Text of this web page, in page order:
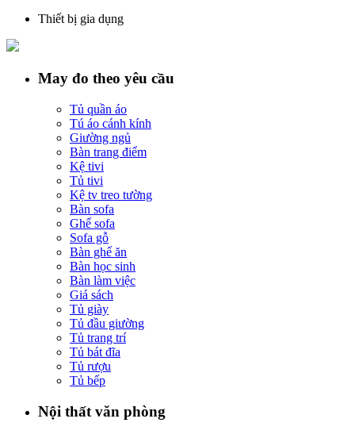
Thiết bị gia dụng
May đo theo yêu cầu
Tủ quần áo
Tú áo cánh kính
Giường ngủ
Bàn trang điểm
Kệ tivi
Tủ tivi
Kệ tv treo tường
Bàn sofa
Ghế sofa
Sofa gỗ
Bàn ghế ăn
Bàn học sinh
Bàn làm việc
Giá sách
Tủ giày
Tủ đầu giường
Tủ trang trí
Tủ bát đĩa
Tủ rượu
Tủ bếp
Nội thất văn phòng